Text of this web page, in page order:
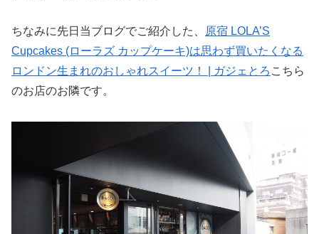
ちなみに先日当ブログでご紹介した、
原宿 LOLA’S
Cupcakes (ローラズ カップケーキ)は思わず買いたくなる
ロンドン生まれのおしゃれスイーツ！ | ガジェとろ こちら
のお店のお隣です。